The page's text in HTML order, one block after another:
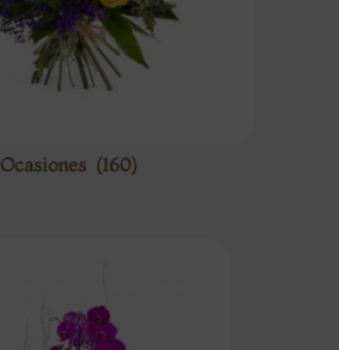
Ocasiones (160)